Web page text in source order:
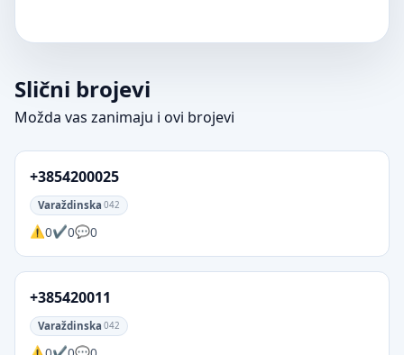
Slični brojevi
Možda vas zanimaju i ovi brojevi
+3854200025
Varaždinska 042
0 0 0
+385420011
Varaždinska 042